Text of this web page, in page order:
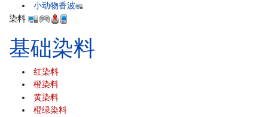
小动物香波
染料
基础染料
红染料
橙染料
黄染料
橙绿染料